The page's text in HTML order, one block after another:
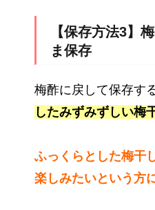
【保存方法3】
ま保存
梅酢に戻して保存す
したみずみずしい梅
ふっくらとした梅干
楽しみたいという方